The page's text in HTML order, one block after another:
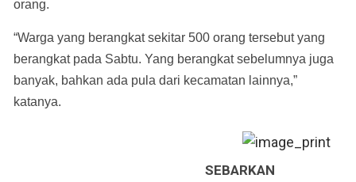
orang.
“Warga yang berangkat sekitar 500 orang tersebut yang
berangkat pada Sabtu. Yang berangkat sebelumnya juga
banyak, bahkan ada pula dari kecamatan lainnya,”
katanya.
SEBARKAN